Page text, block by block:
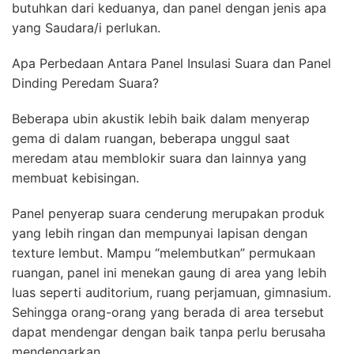
butuhkan dari keduanya, dan panel dengan jenis apa
yang Saudara/i perlukan.
Apa Perbedaan Antara Panel Insulasi Suara dan Panel
Dinding Peredam Suara?
Beberapa ubin akustik lebih baik dalam menyerap
gema di dalam ruangan, beberapa unggul saat
meredam atau memblokir suara dan lainnya yang
membuat kebisingan.
Panel penyerap suara cenderung merupakan produk
yang lebih ringan dan mempunyai lapisan dengan
texture lembut. Mampu “melembutkan” permukaan
ruangan, panel ini menekan gaung di area yang lebih
luas seperti auditorium, ruang perjamuan, gimnasium.
Sehingga orang-orang yang berada di area tersebut
dapat mendengar dengan baik tanpa perlu berusaha